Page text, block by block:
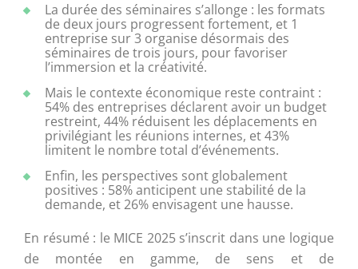
La durée des séminaires s’allonge : les formats
de deux jours progressent fortement, et 1
entreprise sur 3 organise désormais des
séminaires de trois jours, pour favoriser
l’immersion et la créativité.
Mais le contexte économique reste contraint :
54% des entreprises déclarent avoir un budget
restreint, 44% réduisent les déplacements en
privilégiant les réunions internes, et 43%
limitent le nombre total d’événements.
Enfin, les perspectives sont globalement
positives : 58% anticipent une stabilité de la
demande, et 26% envisagent une hausse.
En résumé : le MICE 2025 s’inscrit dans une logique
de montée en gamme, de sens et de